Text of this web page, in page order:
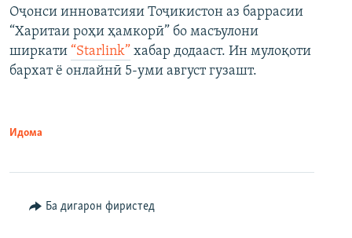
Оҷонси инноватсияи Тоҷикистон аз баррасии
“Харитаи роҳи ҳамкорӣ” бо масъулони
ширкати “Starlink” хабар додааст. Ин мулоқоти
бархат ё онлайнӣ 5-уми август гузашт.
Идома
Ба дигарон фиристед